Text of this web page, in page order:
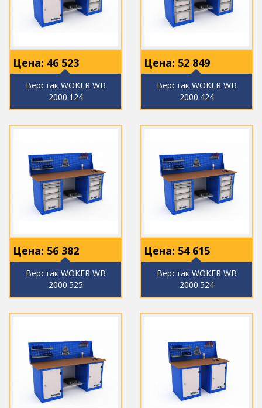
Цена: 46 523
Верстак WOKER WB
2000.124
Цена: 52 849
Верстак WOKER WB
2000.424
Цена: 56 382
Верстак WOKER WB
2000.525
Цена: 54 615
Верстак WOKER WB
2000.524